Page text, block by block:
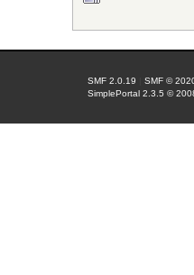
SMF 2.0.19 |SMF ©
SimplePortal 2.3.5 ©